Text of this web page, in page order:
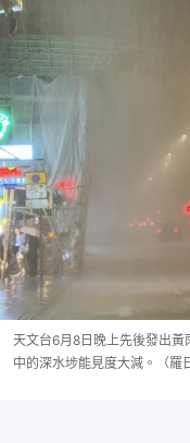
天文台6月8日晚上先後發出
中的深水埗能見度大減。（羅